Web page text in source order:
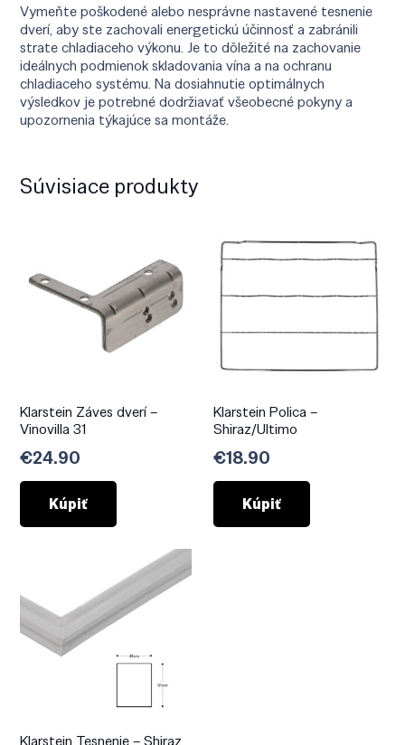
Vymeňte poškodené alebo nesprávne nastavené tesnenie
dverí, aby ste zachovali energetickú účinnosť a zabránili
strate chladiaceho výkonu. Je to dôležité na zachovanie
ideálnych podmienok skladovania vína a na ochranu
chladiaceho systému. Na dosiahnutie optimálnych
výsledkov je potrebné dodržiavať všeobecné pokyny a
upozornenia týkajúce sa montáže.
Súvisiace produkty
Klarstein Záves dverí –
Vinovilla 31
€24.90
Kúpiť
Klarstein Polica –
Shiraz/Ultimo
€18.90
Kúpiť
Klarstein Tesnenie – Shiraz